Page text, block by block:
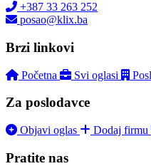
+387 33 263 252
posao@klix.ba
Brzi linkovi
Početna Svi oglasi
Za poslodavce
Objavi oglas Dodaj firmu
Pratite nas